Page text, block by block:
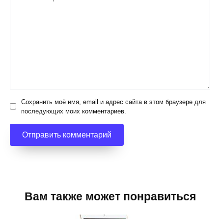
Сохранить моё имя, email и адрес сайта в этом браузере для
последующих моих комментариев.
Вам также может понравиться